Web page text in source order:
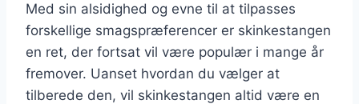
Med sin alsidighed og evne til at tilpasses
forskellige smagspræferencer er skinkestangen
en ret, der fortsat vil være populær i mange år
fremover. Uanset hvordan du vælger at
tilberede den, vil skinkestangen altid være en